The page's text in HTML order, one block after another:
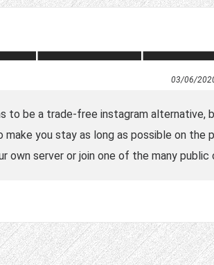
03/06/
to be a trade-free instagram alternative,
make you stay as long as possible on the
own server or join one of the many